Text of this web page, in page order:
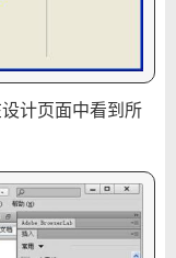
计页面中看到所